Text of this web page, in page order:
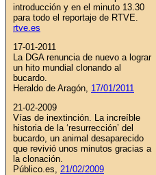
introducción y en el minuto 13.30
para todo el reportaje de RTVE.
rtve.es
17-01-2011
La DGA renuncia de nuevo a lograr
un hito mundial clonando al
bucardo.
Heraldo de Aragón, 17/01/2011
21-02-2009
Vías de inextinción. La increíble
historia de la ‘resurrección’ del
bucardo, un animal desaparecido
que revivió unos minutos gracias a
la clonación.
Público.es, 21/02/2009